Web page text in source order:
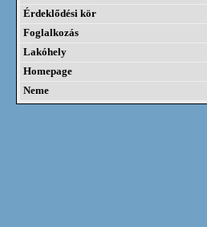
Érdeklődési kör
Foglalkozás
Lakóhely
Homepage
Neme